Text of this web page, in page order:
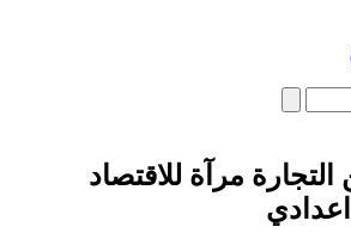
مرآة للاقتصاد
اعدادي